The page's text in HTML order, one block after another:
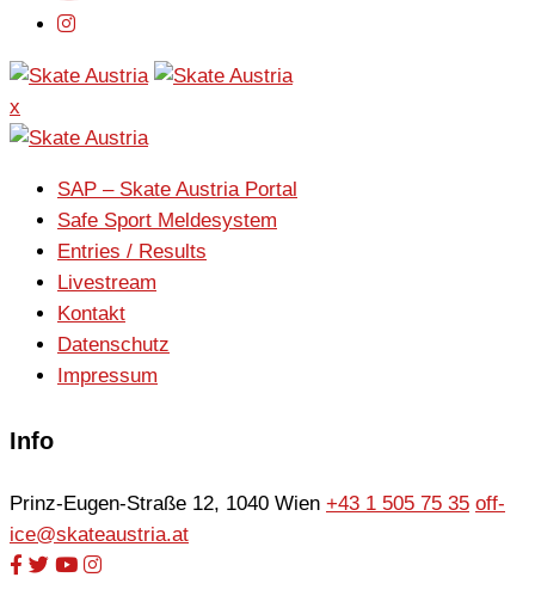
x
SAP – Skate Austria Portal
Safe Sport Meldesystem
Entries / Results
Livestream
Kontakt
Datenschutz
Impressum
Info
Prinz-Eugen-Straße 12, 1040 Wien +43 1 505 75 35 off-
ice@skateaustria.at